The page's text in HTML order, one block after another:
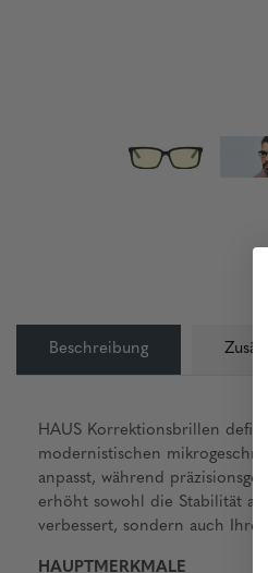
Beschreibung
HAUS Korrektionsbrillen
modernistischen
anpasst, während
erhöht sowohl die Stabilität
verbessert, sondern auch Ihren
HAUPTMERKMALE